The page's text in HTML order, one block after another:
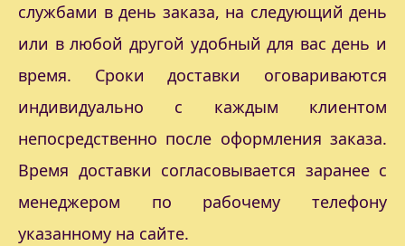
службами в день заказа, на следующий день
или в любой другой удобный для вас день и
время. Сроки доставки оговариваются
индивидуально с каждым клиентом
непосредственно после оформления заказа.
Время доставки согласовывается заранее с
менеджером по рабочему телефону
указанному на сайте.